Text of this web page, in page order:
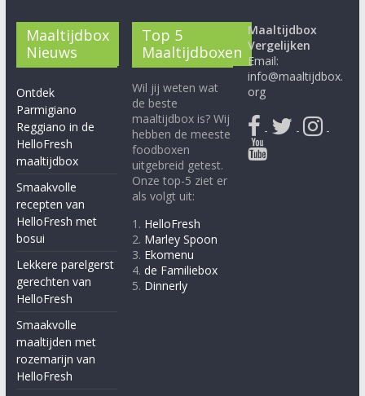
Maaltijdbox
Nieuws
Ontdek
Parmigiano
Reggiano in de
HelloFresh
maaltijdbox
Smaakvolle
recepten van
HelloFresh met
bosui
Lekkere parelgerst
gerechten van
HelloFresh
Smaakvolle
maaltijden met
rozemarijn van
HelloFresh
Top 5
Maaltijdboxen
Wil jij weten wat
de beste
maaltijdbox is? Wij
hebben de meeste
foodboxen
uitgebreid getest.
Onze top-5 ziet er
als volgt uit:
1. HelloFresh
2. Marley Spoon
3. Ekomenu
4.de Familiebox
5. Dinnerly
Maaltijdbox
Vergelijken
Email:
info@maaltijdbox.
org
- - -